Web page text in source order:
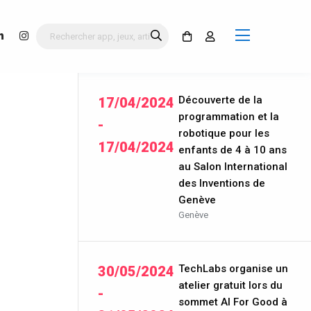
17/04/2024
-
17/04/2024
Découverte de la
programmation et la
robotique pour les
enfants de 4 à 10 ans
au Salon International
des Inventions de
Genève
Genève
30/05/2024
-
TechLabs organise un
atelier gratuit lors du
sommet AI For Good à